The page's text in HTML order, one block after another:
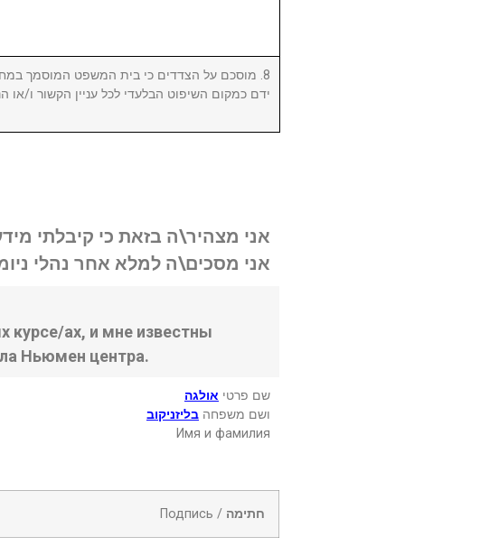
8. מוסכם על הצדדים כי בית המשפט המוסמך
ידם כמקום השיפוט הבלעדי לכל עניין הקשור ו/או
אני מצהיר\ה בזאת כי קיבלתי
אני מסכים\ה למלא אחר נהלי
ах, и мне известны
Ньюмен центра.
שם פרטי אולגה
ושם משפחהבליזניקוב
Имя и фамилия
Подпись / חתימה